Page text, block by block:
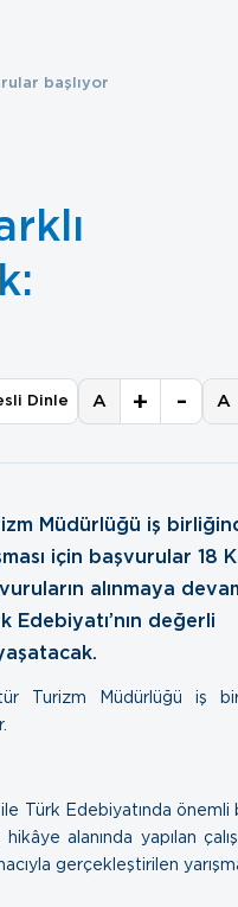
başlıyor
Dinle A + - A
Müdürlüğü iş
için başvurular 18
alınmaya
Edebiyatı’nın değerli
Turizm Müdürlüğü iş
ile Türk Edebiyatında önemli
alanında yapılan
gerçekleştirilen